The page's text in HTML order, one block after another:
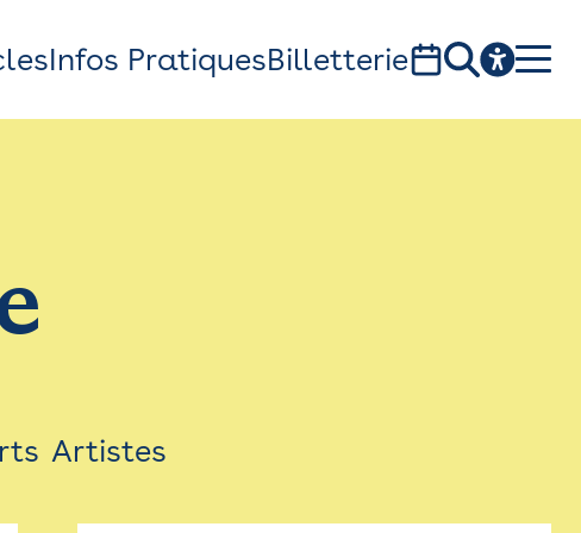
Infos PratiquesBilletterie
1, av. du Chateau d'eau - 31300 Toulouse
Artistes